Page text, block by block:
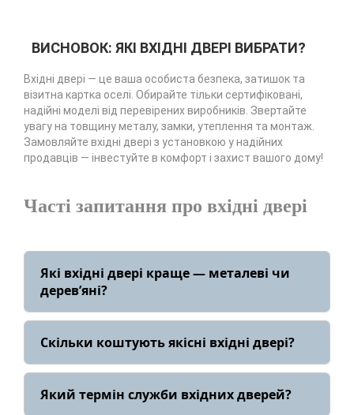
ВИСНОВОК: ЯКІ ВХІДНІ ДВЕРІ ВИБРАТИ?
Вхідні двері — це ваша особиста безпека, затишок та
візитна картка оселі. Обирайте тільки сертифіковані,
надійні моделі від перевірених виробників. Звертайте
увагу на товщину металу, замки, утеплення та монтаж.
Замовляйте вхідні двері з установкою у надійних
продавців — інвестуйте в комфорт і захист вашого дому!
Часті запитання про вхідні двері
Які вхідні двері краще — металеві чи
дерев’яні?
Металеві двері — більш захищені та
довговічні, дерев’яні — гарні, але
потребують ретельного догляду та не
підходять для вулиці.
Скільки коштують якісні вхідні двері?
Ціни на вхідні двері стартують від 9 000 грн.
Найпопулярніші бренди: Страж, Булат,
Абвер. Преміальні моделі можуть
Який термін служби вхідних дверей?